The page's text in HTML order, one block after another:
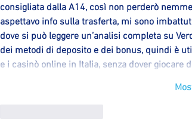
consigliata dalla A14, così non perderò
aspettavo info sulla trasferta, mi sono
dove si può leggere un’analisi completa su
dei metodi di deposito e dei bonus, quindi è
e i casinò online in Italia, senza dover giocare